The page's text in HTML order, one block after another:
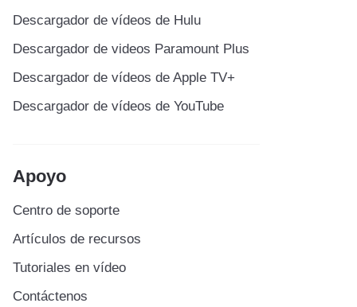
Descargador de vídeos de Hulu
Descargador de videos Paramount Plus
Descargador de vídeos de Apple TV+
Descargador de vídeos de YouTube
Apoyo
Centro de soporte
Artículos de recursos
Tutoriales en vídeo
Contáctenos